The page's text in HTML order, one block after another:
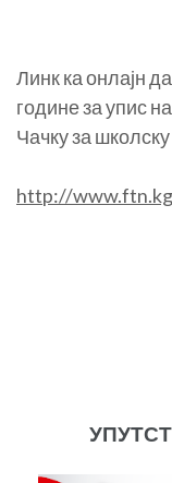
Линк ка онлајн
године за упис
Чачку за
http://